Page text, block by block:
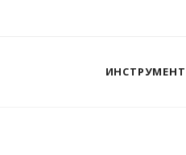
ИНСТРУМЕНТ